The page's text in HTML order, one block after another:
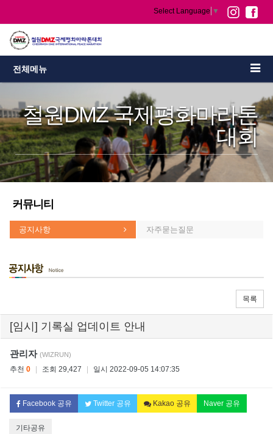
Select Language ▼
전체메뉴
철원DMZ 국제평화마라톤
대회
커뮤니티
공지사항 자주묻는질문
목록
[임시] 기록실 업데이트 안내
관리자 (WIZRUN)
추천 0 조회 29,427 일시 2022-09-05 14:07:35
Facebook 공유 Twitter 공유 Kakao 공유 Naver 공유
기타공유